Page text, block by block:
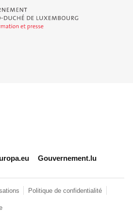
Duché de Luxembourg - Service
data.public.lu
Gouvernement.lu
Politique de confidentialité